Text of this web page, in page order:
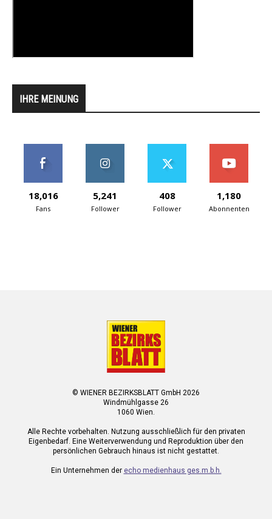
IHRE MEINUNG
18,016
Fans
5,241
Follower
408
Follower
1,180
Abonnenten
© WIENER BEZIRKSBLATT GmbH 2026
Windmühlgasse 26
1060 Wien.
Alle Rechte vorbehalten. Nutzung ausschließlich für den privaten
Eigenbedarf. Eine Weiterverwendung und Reproduktion über den
persönlichen Gebrauch hinaus ist nicht gestattet.
Ein Unternehmen der echo medienhaus ges.m.b.h.